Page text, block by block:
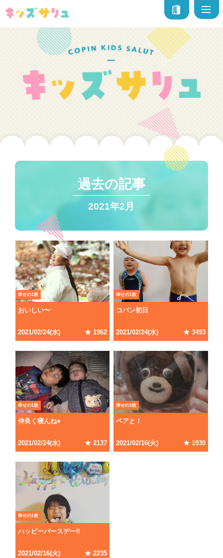
過去の記事
2021年2月
幸せの1枚
おいしい〜
2021/02/24(水) ★1962
幸せの1枚
コパン初日
2021/02/24(水) ★ 3493
幸せの1枚
仲良く寝んね⭐︎
2021/02/24(水) ★2137
幸せの1枚
ベアと！
2021/02/16(火) ★ 1930
幸せの1枚
ハッピーバースデー‼️
2021/02/16(火) ★2235